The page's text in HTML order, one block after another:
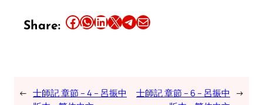
Share: Share this article on Facebook Share this article on WhatsApp Share this article on LinkedIn Share this article on X Share this article on TelegramEmail this Article
← 士師記 章節 – 4 – 呂振中
士師記 章節 – 6 – 呂振中
→